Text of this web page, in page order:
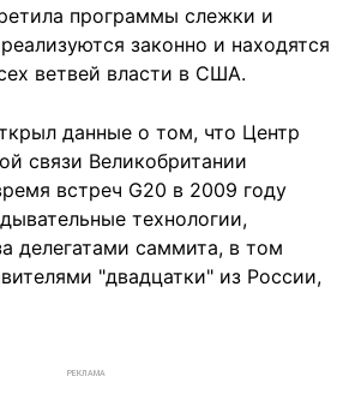
программы слежки и
законно и находятся
ветвей власти в США.
данные о том, что Центр
связи Великобритании
встреч G20 в 2009 году
технологии,
делегатами саммита, в том
"двадцатки" из России,
РЕКЛАМА